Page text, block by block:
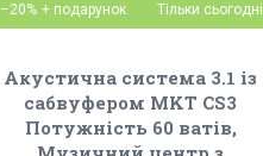
–20% Тільки сьогодні
Акустична система 3.1 із
сабвуфером MKT CS3
Потужність 60 ватів,